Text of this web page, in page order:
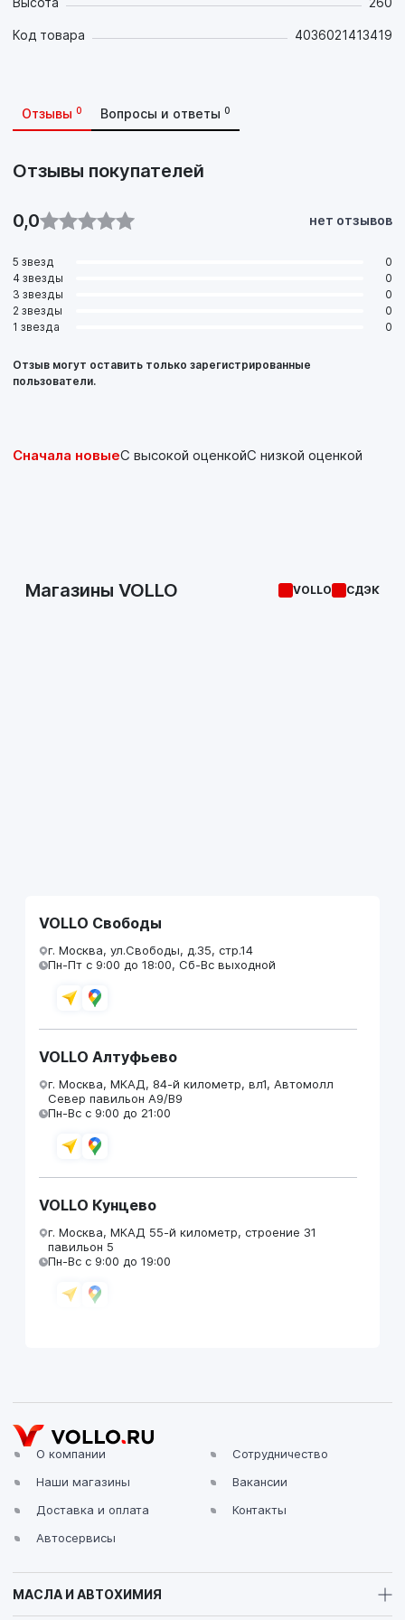
Код товара 4036021413419
Отзывы 0 Вопросы и ответы 0
Отзывы покупателей
0,0 нет отзывов
5 звезд
0
4 звезды
0
3 звезды
0
2 звезды
0
1 звезда
0
Отзыв могут оставить только зарегистрированные
пользователи.
Сначала новыеС высокой оценкойС низкой оценкой
Магазины VOLLO VOLLO СДЭК
VOLLO Свободы
г. Москва, ул.Свободы, д.35, стр.14
Пн-Пт с 9:00 до 18:00, Сб-Вс выходной
VOLLO Алтуфьево
г. Москва, МКАД, 84-й километр, вл1, Автомолл
Север павильон А9/В9
Пн-Вс с 9:00 до 21:00
VOLLO Кунцево
г. Москва, МКАД 55-й километр, строение 31
павильон 5
Пн-Вс с 9:00 до 19:00
VOLLO Владимир
г. Владимир, Московское шоссе, д.5/1
О компании
Наши магазины
Доставка и оплата
Автосервисы
Сотрудничество
Вакансии
Контакты
МАСЛА И АВТОХИМИЯ